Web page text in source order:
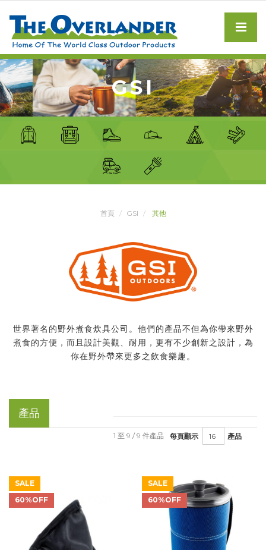
GSI
首頁 GSI 其他
世界著名的野外煮食炊具公司。他們的產品不但為你帶來野外
煮食的方便，而且設計美觀、耐用，更有不少創新之設計，為
你在野外帶來更多之飲食樂趣。
產品
每頁顯示 產品
1 至 9 / 9 件產品
SALE
60%OFF
SALE
60%OFF